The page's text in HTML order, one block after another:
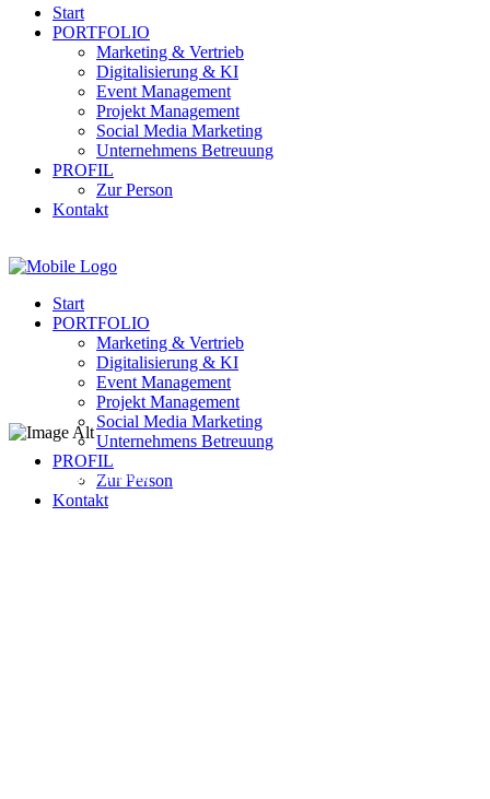
Start
PORTFOLIO
Marketing & Vertrieb
Digitalisierung & KI
Event Management
Projekt Management
Social Media Marketing
Unternehmens Betreuung
PROFIL
Zur Person
Kontakt
Start
PORTFOLIO
Marketing & Vertrieb
Digitalisierung & KI
Event Management
Projekt Management
Social Media Marketing
Unternehmens Betreuung
PROFIL
Zur Person
Kontakt
Ressourcen optimal nutzen!